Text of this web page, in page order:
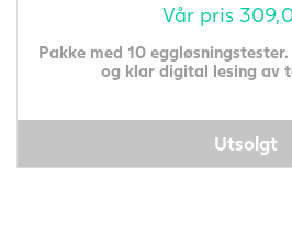
Vår pris
Pakke med 10
og klar digital lesing av
Utsolgt